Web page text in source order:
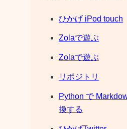
ひかげ iPod touch
Zolaで遊ぶ
Zolaで遊ぶ
リポジトリ
Python で
換する